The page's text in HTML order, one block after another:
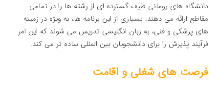
دانشگاه های رومانی طیف گسترده ای از رشته ها را در تمامی
مقاطع ارائه می دهند. بسیاری از این برنامه ها، به ویژه در زمینه
های پزشکی و فنی، به زبان انگلیسی تدریس می شوند که این امر
فرآیند پذیرش را برای دانشجویان بین المللی ساده تر می کند.
فرصت های شغلی و اقامت